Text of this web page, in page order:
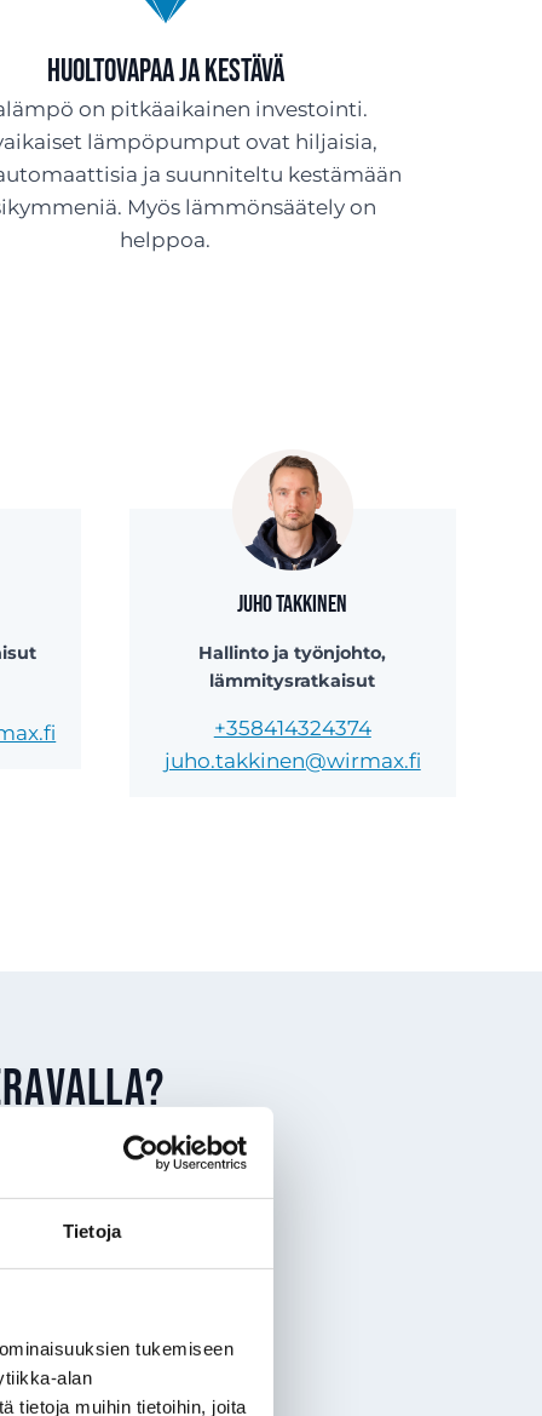
Tietoja
tukemiseen
alan
tietoja muihin tietoihin, joita
Huoltovapaa ja kestävä
on pitkäaikainen investointi.
lämpöpumput ovat hiljaisia,
ja suunniteltu kestämään
Myös lämmönsäätely on
helppoa.
Juho Takkinen
Hallinto ja työnjohto,
lämmitysratkaisut
+358414324374
juho.takkinen@wirmax.fi
lähtökohtia